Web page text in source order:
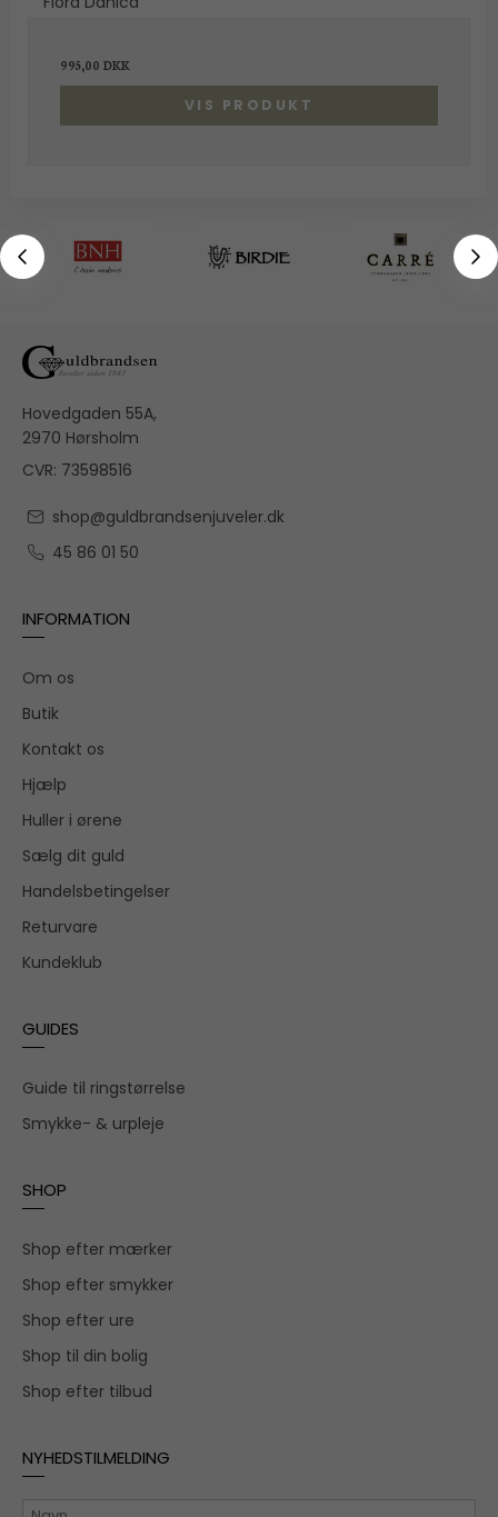
995,00 DKK
VIS PRODUKT
Hovedgaden 55A,
2970 Hørsholm
CVR: 73598516
shop@guldbrandsenjuveler.dk
45 86 01 50
INFORMATION
Om os
Butik
Kontakt os
Hjælp
Huller i ørene
Sælg dit guld
Handelsbetingelser
Returvare
Kundeklub
GUIDES
Guide til ringstørrelse
Smykke- & urpleje
SHOP
Shop efter mærker
Shop efter smykker
Shop efter ure
Shop til din bolig
Shop efter tilbud
NYHEDSTILMELDING